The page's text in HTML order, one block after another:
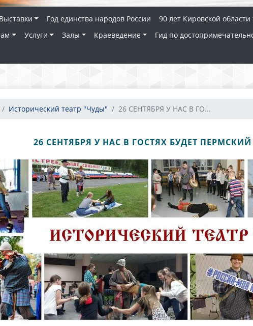
Выставки Год единства народов России 90 лет Кировской области
Услуги Залы Краеведение Гид по
Исторический театр "Чуды" 26 СЕНТЯБРЯ У НАС В ГО...
26 СЕНТЯБРЯ У НАС В ГОСТЯХ БУДЕТ